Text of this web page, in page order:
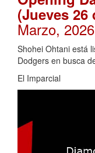
(Jueves 26
Marzo,
Shohei Ohtani está
Dodgers en busca
El Imparcial